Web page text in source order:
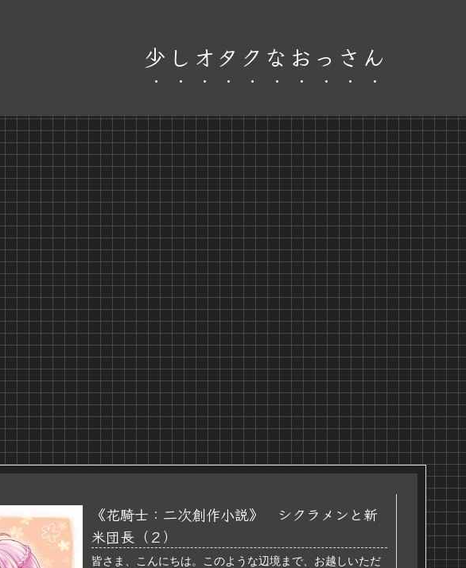
少しオタクなおっさん
《花騎士：二次創作小説》 シクラメンと新
米団長（２）
皆さま、こんにちは。このような辺境まで、お越しいただ